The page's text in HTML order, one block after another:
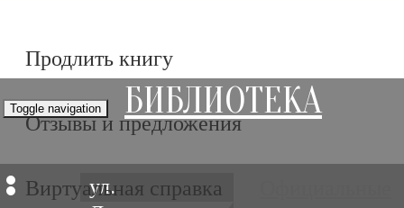
Продлить книгу
Отзывы и предложения
Виртуальная справка
ул.
Toggle navigation БИБЛИОТЕКА